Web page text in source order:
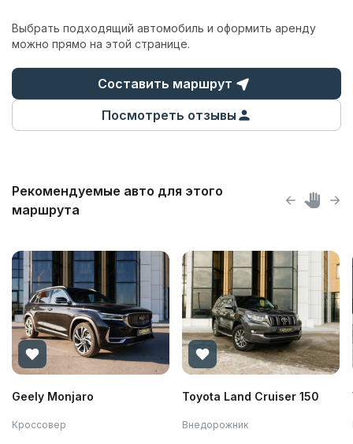
Выбрать подходящий автомобиль и оформить аренду
можно прямо на этой странице.
Составить маршрут
Посмотреть отзывы
Рекомендуемые авто для этого
маршрута
Geely Monjaro
Кроссовер
Toyota Land Cruiser 150
Внедорожник